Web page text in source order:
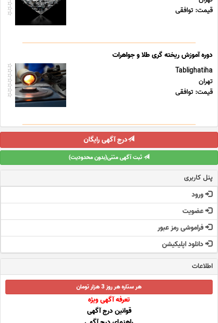
قیمت: توافقی
دوره آموزش ریخته گری طلا و جواهرات
Tablighatiha
تهران
قیمت: توافقی
درج آگهی رایگان
ثبت آگهی متنی(بدون محدودیت)
پنل کاربری
ورود
عضویت
فراموشی رمز عبور
دانلود اپلیکیشن
اطلاعات
هر ستاره هر روز 3 هزار تومان
تعرفه آگهی ویژه
قوانین درج آگهی